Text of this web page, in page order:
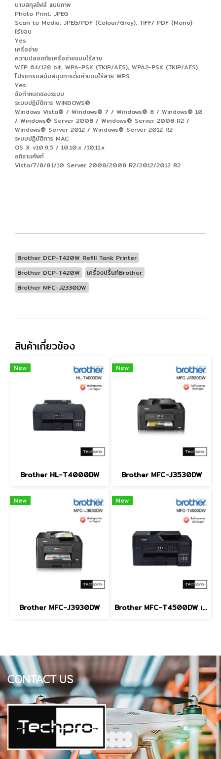
นามสกุลไฟล์ แบบภาพ
Photo Print: JPEG
Scan to Media: JPEG/PDF (Colour/Gray), TIFF/ PDF (Mono)
ไร้ขอบ
Yes
เครือข่าย
ความปลอดภัยเครือข่ายแบบไร้สาย
WEP 64/128 bit, WPA-PSK (TKIP/AES), WPA2-PSK (TKIP/AES)
โปรแกรมสนับสนุนการตั้งค่าแบบไร้สาย WPS
Yes
ข้อกำหนดของระบบ
ระบบปฏิบัติการ WINDOWS®
Windows Vista® / Windows® 7 / Windows® 8 / Windows® 10
/ Windows® Server 2008 / Windows® Server 2008 R2 /
Windows® Server 2012 / Windows® Server 2012 R2
ระบบปฏิบัติการ MAC
OS X v10.9.5 / 10.10.x /10.11.x
อภิธานศัพท์
Vista/7/8/8.1/10 Server 2008/2008 R2/2012/2012 R2
Brother DCP-T420W Refill Tank Printer
Brother DCP-T420W
เครื่องปริ้นท์Brother
Brother MFC-J2330DW
สินค้าเกี่ยวข้อง
New
Brother HL-T4000DW
New
Brother MFC-J3530DW
New
Brother MFC-J3930DW
New
Brother MFC-T4500DW เครื่องพิมพ์มัลติฟังก์ชัน อิงค์เจ็ท
CONTACT US